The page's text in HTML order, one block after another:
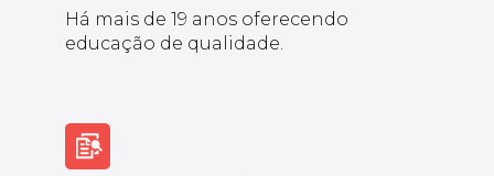
Há mais de 19 anos oferecendo
educação de qualidade.